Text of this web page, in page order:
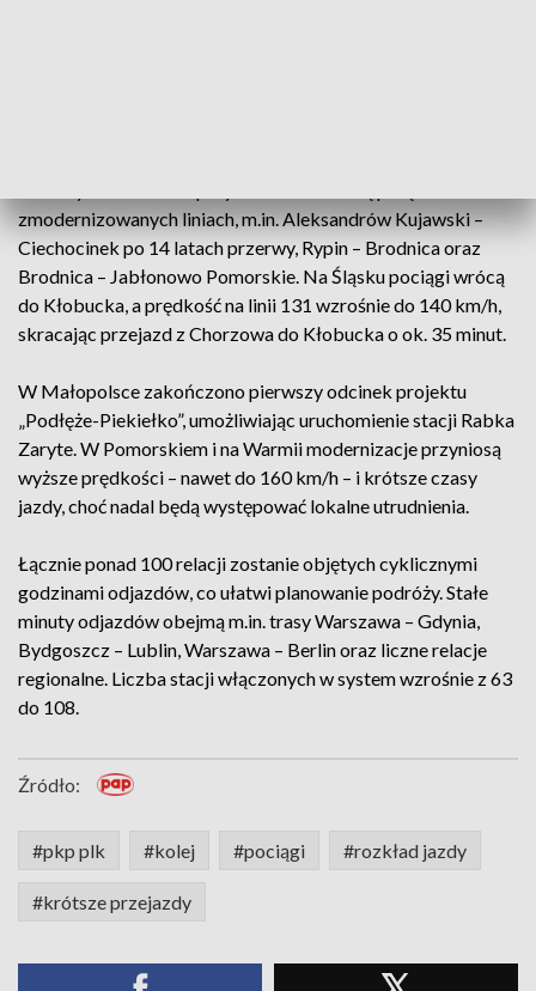
zmodernizowanych liniach, m.in. Aleksandrów Kujawski –
Ciechocinek po 14 latach przerwy, Rypin – Brodnica oraz
Brodnica – Jabłonowo Pomorskie. Na Śląsku pociągi wrócą
do Kłobucka, a prędkość na linii 131 wzrośnie do 140 km/h,
skracając przejazd z Chorzowa do Kłobucka o ok. 35 minut.
W Małopolsce zakończono pierwszy odcinek projektu
„Podłęże-Piekiełko”, umożliwiając uruchomienie stacji Rabka
Zaryte. W Pomorskiem i na Warmii modernizacje przyniosą
wyższe prędkości – nawet do 160 km/h – i krótsze czasy
jazdy, choć nadal będą występować lokalne utrudnienia.
Łącznie ponad 100 relacji zostanie objętych cyklicznymi
godzinami odjazdów, co ułatwi planowanie podróży. Stałe
minuty odjazdów obejmą m.in. trasy Warszawa – Gdynia,
Bydgoszcz – Lublin, Warszawa – Berlin oraz liczne relacje
regionalne. Liczba stacji włączonych w system wzrośnie z 63
do 108.
Źródło:
#pkp plk #kolej #pociągi #rozkład jazdy
#krótsze przejazdy